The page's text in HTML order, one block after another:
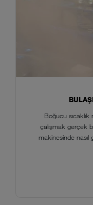
Boğucu
çalışmak gerçek
makinesinde nasıl